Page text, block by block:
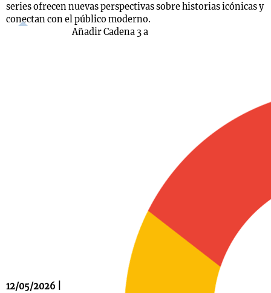
series ofrecen nuevas perspectivas sobre historias icónicas y
conectan con el público moderno.
12/05/2026 |
Añadir Cadena 3 a
Mundial 2026
La Sole en
Cadena 3